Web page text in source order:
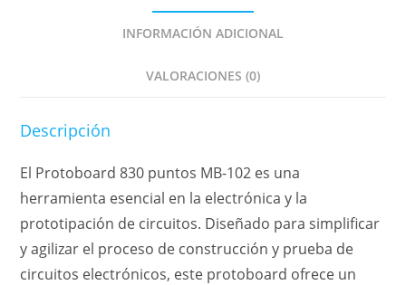
INFORMACIÓN ADICIONAL
VALORACIONES (0)
Descripción
El Protoboard 830 puntos MB-102 es una
herramienta esencial en la electrónica y la
prototipación de circuitos. Diseñado para simplificar
y agilizar el proceso de construcción y prueba de
circuitos electrónicos, este protoboard ofrece un